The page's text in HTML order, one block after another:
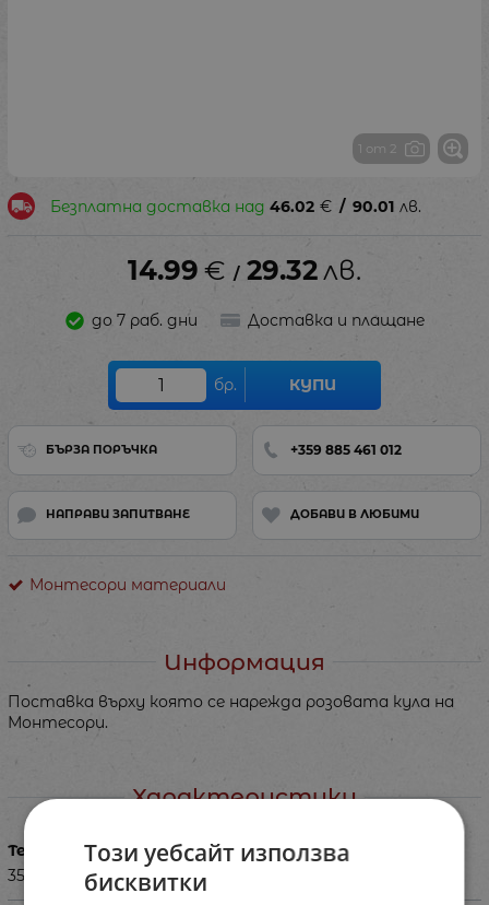
1 от 2
Безплатна доставка над 46.02 € / 90.01 лв.
14.99 € / 29.32 лв.
до 7 раб. дни Доставка и плащане
бр. КУПИ
БЪРЗА ПОРЪЧКА +359 885 461 012
НАПРАВИ ЗАПИТВАНЕ ДОБАВИ В ЛЮБИМИ
Монтесори материали
Информация
Поставка върху която се нарежда розовата кула на
Монтесори.
Характеристики
Тегло в кг
350гр.
Този уебсайт използва
бисквитки